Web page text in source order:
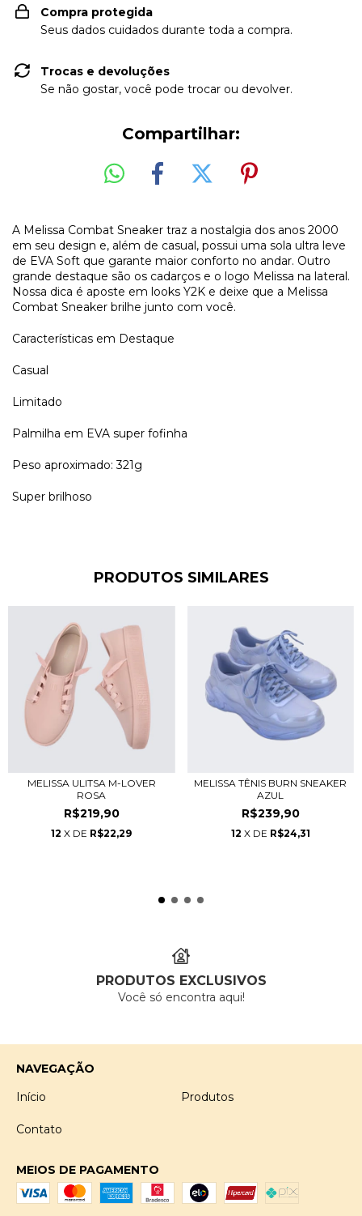
Compra protegida
Seus dados cuidados durante toda a compra.
Trocas e devoluções
Se não gostar, você pode trocar ou devolver.
Compartilhar:
A Melissa Combat Sneaker traz a nostalgia dos anos 2000
em seu design e, além de casual, possui uma sola ultra leve
de EVA Soft que garante maior conforto no andar. Outro
grande destaque são os cadarços e o logo Melissa na lateral.
Nossa dica é aposte em looks Y2K e deixe que a Melissa
Combat Sneaker brilhe junto com você.
Características em Destaque
Casual
Limitado
Palmilha em EVA super fofinha
Peso aproximado: 321g
Super brilhoso
PRODUTOS SIMILARES
MELISSA ULITSA M-LOVER
ROSA
R$219,90
12 X DE R$22,29
MELISSA TÊNIS BURN SNEAKER
AZUL
R$239,90
12 X DE R$24,31
PRODUTOS EXCLUSIVOS
Você só encontra aqui!
NAVEGAÇÃO
Início
Produtos
Contato
MEIOS DE PAGAMENTO